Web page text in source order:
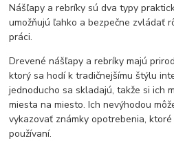
Nášľapy a rebríky sú dva typy
umožňujú ľahko a bezpečne zvládať
práci.
Drevené nášľapy a rebríky majú
ktorý sa hodí k tradičnejšímu štýlu
jednoducho sa skladajú, takže si ich
miesta na miesto. Ich nevýhodou
vykazovať známky opotrebenia,
používaní.